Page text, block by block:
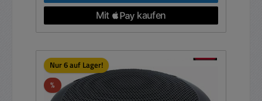
Nur 6 auf Lager!
%Rabatt